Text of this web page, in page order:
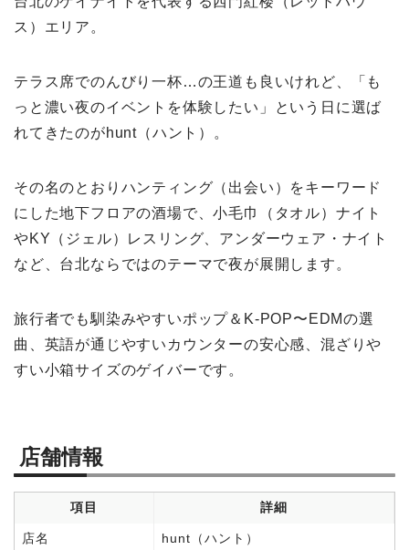
ス）エリア。
テラス席でのんびり一杯…の王道も良いけれど、「も
っと濃い夜のイベントを体験したい」という日に選ば
れてきたのがhunt（ハント）。
その名のとおりハンティング（出会い）をキーワード
にした地下フロアの酒場で、小毛巾（タオル）ナイト
やKY（ジェル）レスリング、アンダーウェア・ナイト
など、台北ならではのテーマで夜が展開します。
旅行者でも馴染みやすいポップ＆K-POP〜EDMの選
曲、英語が通じやすいカウンターの安心感、混ざりや
すい小箱サイズのゲイバーです。
店舗情報
項目 詳細
店名 hunt（ハント）